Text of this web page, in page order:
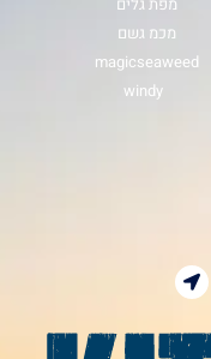
מכמ גשם
magicseaweed
windy